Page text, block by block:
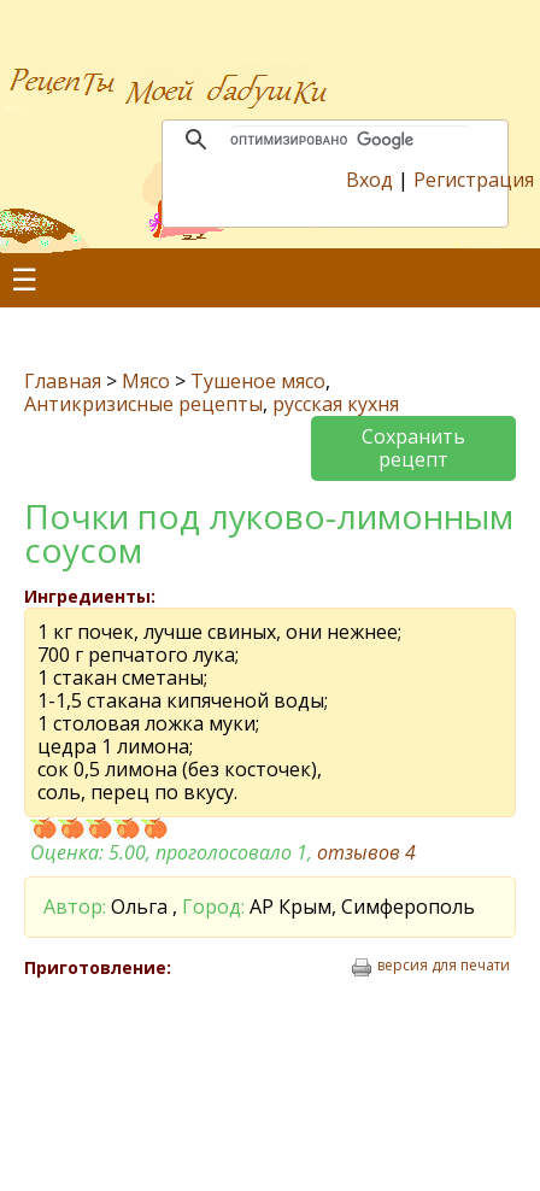
Вход | Регистрация
☰
Главная > Мясо > Тушеное мясо,
Антикризисные рецепты, русская кухня
Сохранить
рецепт
Почки под луково-лимонным
соусом
Ингредиенты:
1 кг почек, лучше свиных, они нежнее;
700 г репчатого лука;
1 стакан сметаны;
1-1,5 стакана кипяченой воды;
1 столовая ложка муки;
цедра 1 лимона;
сок 0,5 лимона (без косточек),
соль, перец по вкусу.
Оценка:5.00, проголосовало 1, отзывов 4
Автор: Ольга , Город: АР Крым, Симферополь
Приготовление: версия для печати